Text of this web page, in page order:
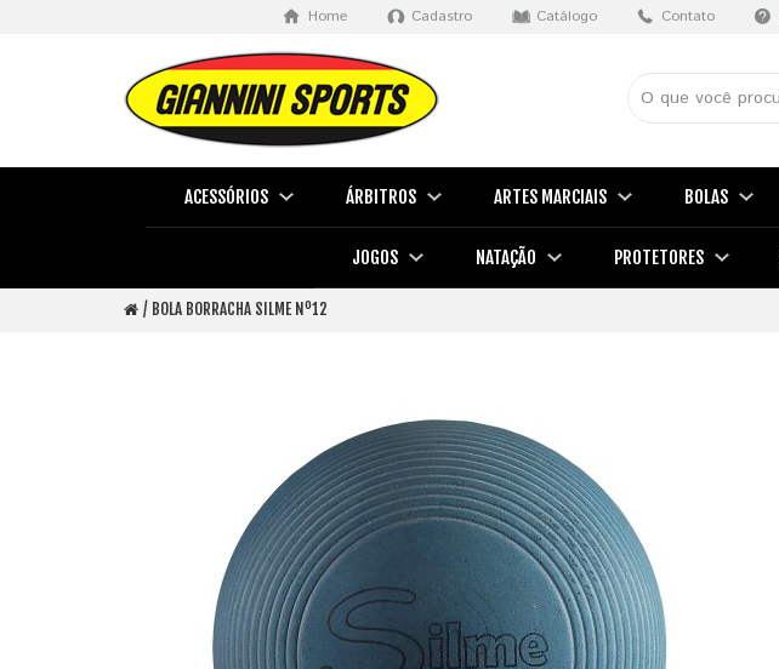
Home Cadastro Catálogo Contato
ACESSÓRIOS ÁRBITROS ARTES MARCIAIS BOLAS
JOGOS NATAÇÃO PROTETORES
BOLA BORRACHA SILME Nº12